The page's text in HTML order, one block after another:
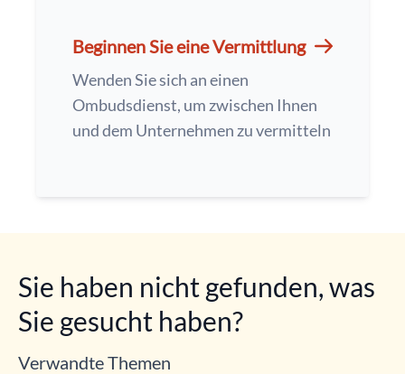
Beginnen Sie eine Vermittlung
Wenden Sie sich an einen
Ombudsdienst, um zwischen Ihnen
und dem Unternehmen zu vermitteln
Sie haben nicht gefunden, was
Sie gesucht haben?
Verwandte Themen